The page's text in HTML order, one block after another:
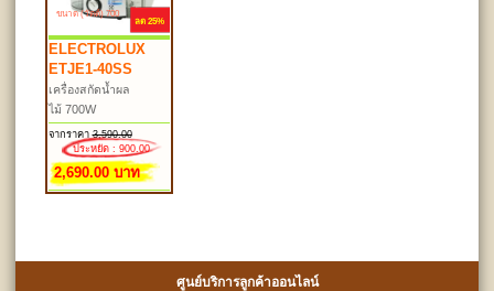
ELECTROLUX
ETJE1-40SS
เครื่องสกัดน้ำผล
ไม้ 700W
ขนาด (วัตต์) 700
จากราคา 3,590.00
ประหยัด : 900.00
ลด 25%
2,690.00 บาท
ศูนย์บริการลูกค้าออนไลน์